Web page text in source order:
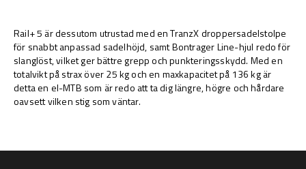
Rail+ 5 är dessutom utrustad med en TranzX droppersadelstolpe
för snabbt anpassad sadelhöjd, samt Bontrager Line-hjul redo för
slanglöst, vilket ger bättre grepp och punkteringsskydd. Med en
totalvikt på strax över 25 kg och en maxkapacitet på 136 kg är
detta en el-MTB som är redo att ta dig längre, högre och hårdare
oavsett vilken stig som väntar.